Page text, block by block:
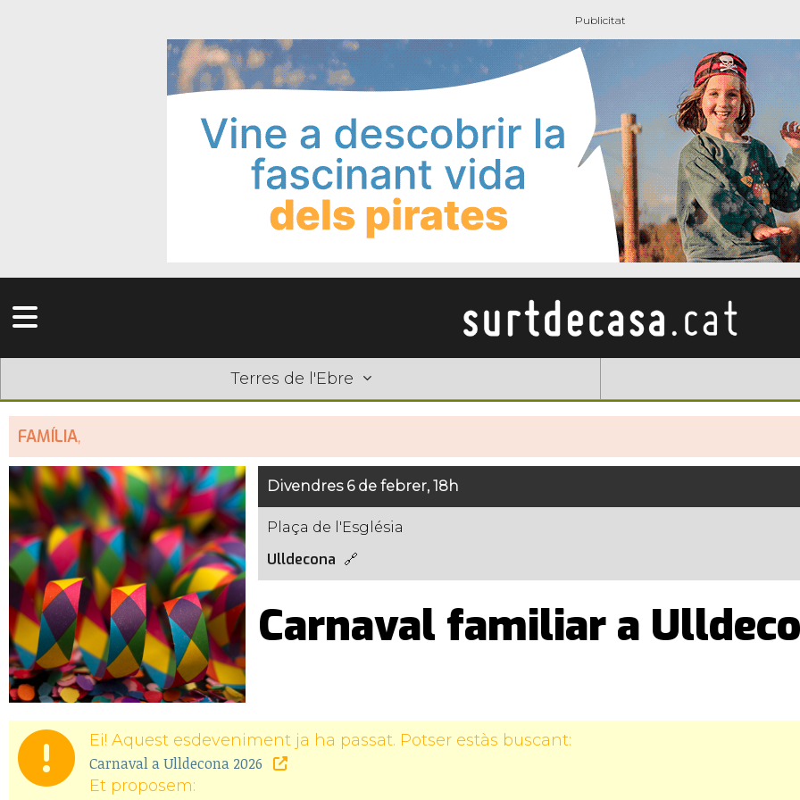
Terres de l'Ebre
FAMÍLIA,
Divendres 6 de febrer, 18h
Plaça de l'Església
Ulldecona
Carnaval familiar a
Ei! Aquest esdeveniment ja ha passat. Potser estàs buscant:
Carnaval a Ulldecona 2026
Et proposem: